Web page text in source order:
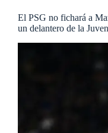
El PSG no fichará a
un delantero de la